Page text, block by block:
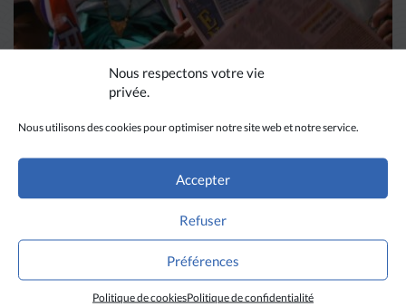
Nous respectons votre vie
privée.
Nous utilisons des cookies pour optimiser notre site web et notre service.
Accepter
Refuser
Préférences
Politique de cookiesPolitique de confidentialité
La revue de presse de la
semaine du 18 mars
LIRE PLUS →